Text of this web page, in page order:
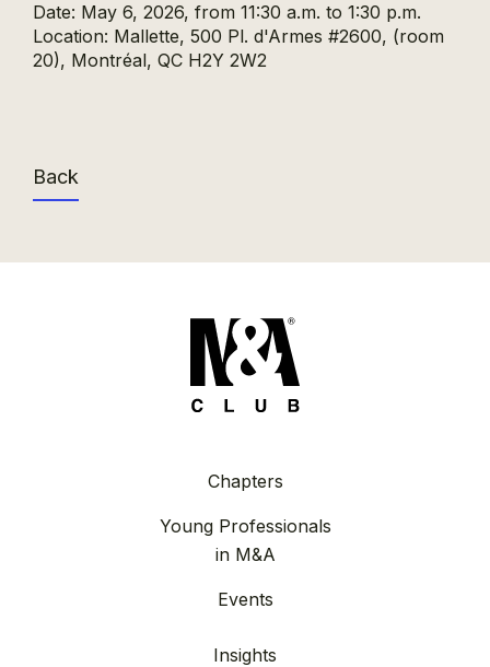
Date: May 6, 2026, from 11:30 a.m. to 1:30 p.m.
Location: Mallette, 500 Pl. d'Armes #2600, (room
20), Montréal, QC H2Y 2W2
Back
Chapters
Young Professionals
in M&A
Events
Insights